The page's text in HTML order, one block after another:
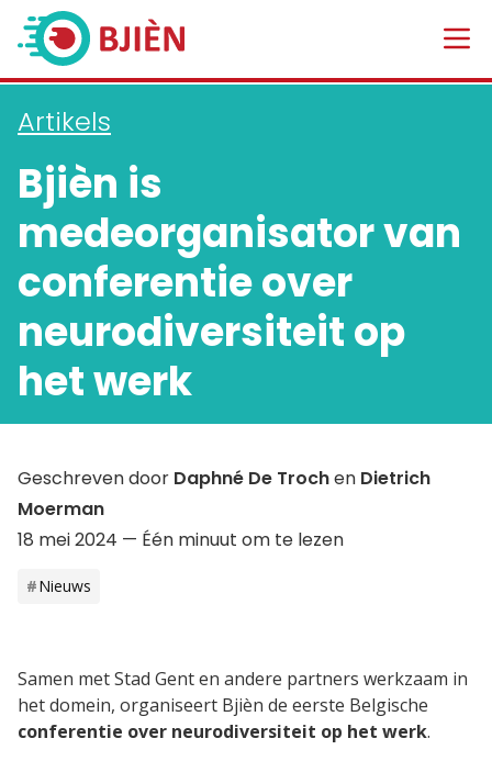
Artikels
Bjièn is
medeorganisator van
conferentie over
neurodiversiteit op
het werk
Geschreven door Daphné De Trochen Dietrich
Moerman
18 mei 2024 — Één minuut om te lezen
Nieuws
Samen met Stad Gent en andere partners werkzaam in
het domein, organiseert Bjièn de eerste Belgische
conferentie over neurodiversiteit op het werk.